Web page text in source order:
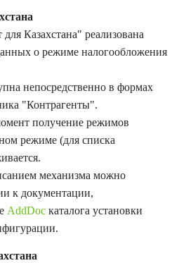
Казахстана" реализована
о режиме налогообложения
непосредственно в формах
"Контрагенты".
получение режимов
режиме (для списка
механизма можно
к документации,
AddDoc каталога установки